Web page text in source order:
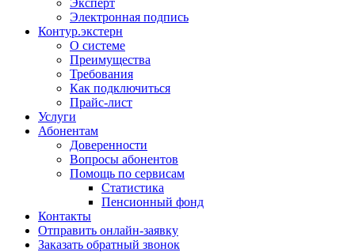
Эксперт
Электронная подпись
Контур.экстерн
О системе
Преимущества
Требования
Как подключиться
Прайс-лист
Услуги
Абонентам
Доверенности
Вопросы абонентов
Помощь по сервисам
Статистика
Пенсионный фонд
Контакты
Отправить онлайн-заявку
Заказать обратный звонок